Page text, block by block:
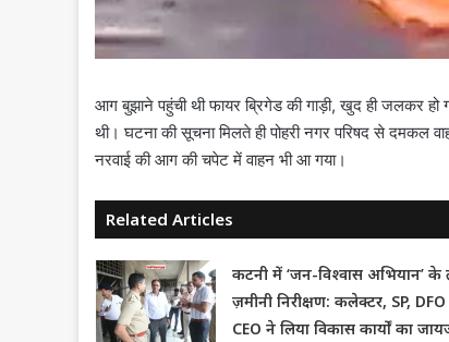
आग बुझाने पहुंची थी फायर ब्रिगेड की गाड़ी, खुद ही जलकर हो
थी। घटना की सूचना मिलते ही पोहरी नगर परिषद से दमकल
नरवाई की आग की चपेट में वाहन भी आ गया।
Related Articles
कटनी में ‘जन-विश्वास अभियान’ के
ज़मीनी निरीक्षण: कलेक्टर, SP,
CEO ने लिया विकास कार्यों का